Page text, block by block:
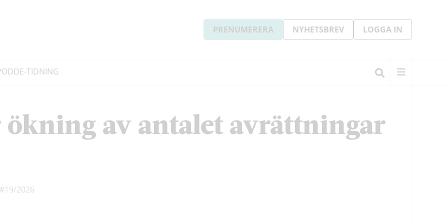
PRENUMERERA NYHETSBREV LOGGA IN
E-TIDNING
ökning av antalet avrättningar
#19/2026